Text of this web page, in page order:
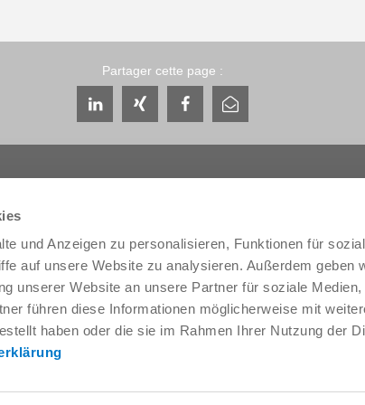
und Anzeigen zu personalisieren, Funktionen für
auf unsere Website zu analysieren. Außerdem geben
unserer Website an unsere Partner für soziale Medien,
führen diese Informationen möglicherweise mit
haben oder die sie im Rahmen Ihrer Nutzung der
Partager cette page :
Interlocuteurs
Service
données
THE KNOW-HOW
Salons et événements
Zimmer Group